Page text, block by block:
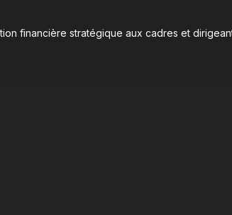
financière stratégique aux cadres et